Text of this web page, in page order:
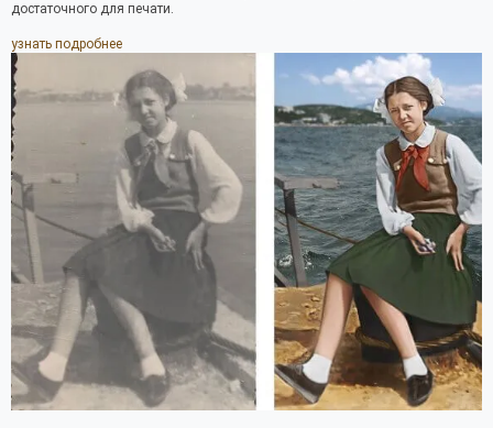
достаточного для печати.
узнать подробнее